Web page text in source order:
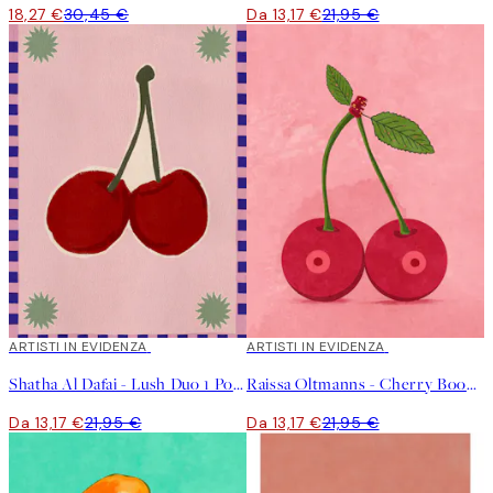
18,27 €30,45 € Da 13,17 €21,95 €
40%*
ARTISTI IN EVIDENZA
Shatha Al Dafai - Lush Duo 1 Poster
Da 13,17 €21,95 €
40%*
ARTISTI IN EVIDENZA
Raissa Oltmanns - Cherry Boobs Poster
Da 13,17 €21,95 €